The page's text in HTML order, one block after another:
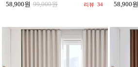
58,900원 99,000원 리뷰 34 58,900원